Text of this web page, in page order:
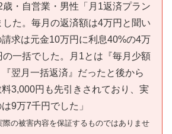
・自営業・男性「月1返済プラン
た。毎月の返済額は4万円と聞い
求は元金10万円に利息40%の4万
の一括でした。月1とは『毎月少額
翌月一括返済』だったと後から
3,000円も先引きされており、実
9万7千円でした」
の被害内容を保証するものではありませ